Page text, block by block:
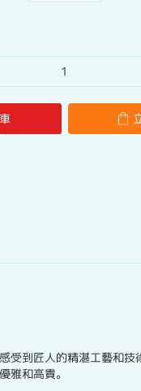
受到匠人的精湛工藝和
雅和高貴。